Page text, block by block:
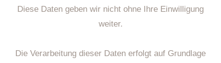
Diese Daten geben wir nicht ohne Ihre Einwilligung
weiter.
Die Verarbeitung dieser Daten erfolgt auf Grundlage